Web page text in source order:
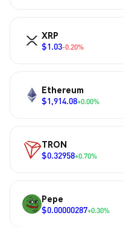
XRP
$1.03-0.20%
Ethereum
$1,914.08+0.00%
TRON
$0.32958+0.70%
Pepe
$0.00000287+0.30%